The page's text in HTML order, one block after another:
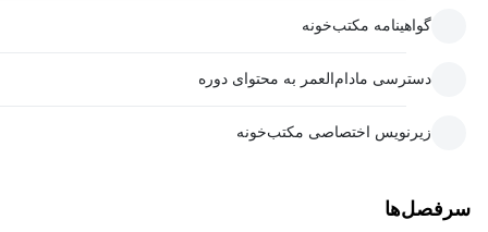
گواهینامه مکتب‌خونه
دسترسی مادام‌العمر به محتوای دوره
زیرنویس اختصاصی مکتب‌خونه
سرفصل‌ها